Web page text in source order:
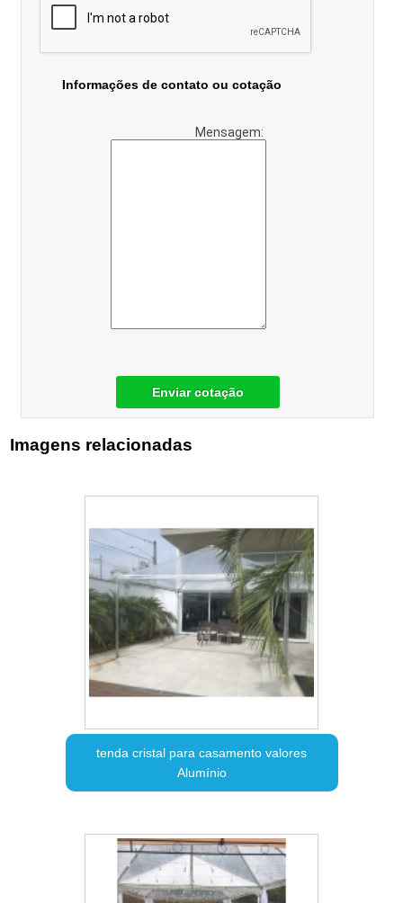
Informações de contato ou cotação
Mensagem:
Enviar cotação
Imagens relacionadas
tenda cristal para casamento valores
Alumínio